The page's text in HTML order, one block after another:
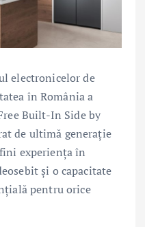
electronicelor de
în România a
Built-In Side by
de ultimă generație
experiența în
și o capacitate
pentru orice